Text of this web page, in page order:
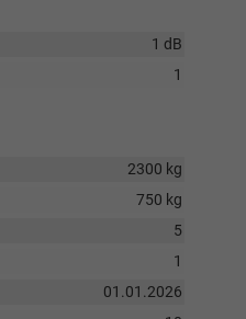
1 dB
1
2300 kg
750 kg
5
1
01.01.2026